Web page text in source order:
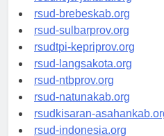
rsudkoja-jakarta.org
rsud-brebeskab.org
rsud-sulbarprov.org
rsudtpi-kepriprov.org
rsud-langsakota.org
rsud-ntbprov.org
rsud-natunakab.org
rsudkisaran-asahankab.org